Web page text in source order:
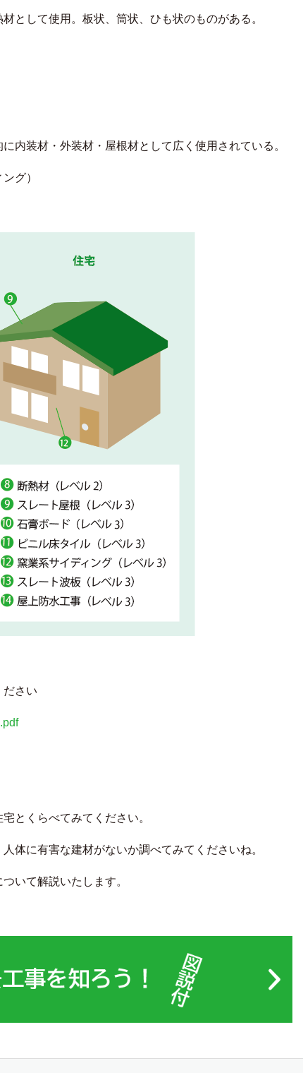
として使用。板状、筒状、ひも状のものがある。
内装材・外装材・屋根材として広く使用されている。
グ）
ださい
とくらべてみてください。
体に有害な建材がないか調べてみてくださいね。
いて解説いたします。